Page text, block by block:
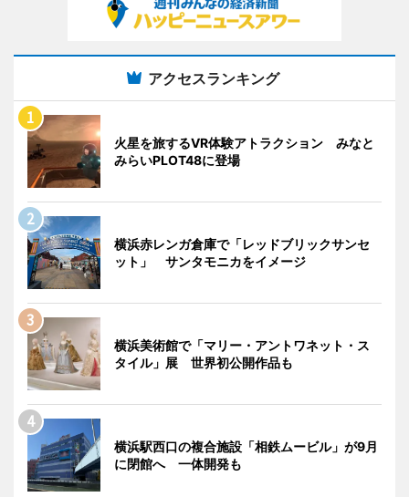
アクセスランキング
火星を旅するVR体験アトラクション みなと
みらいPLOT48に登場
横浜赤レンガ倉庫で「レッドブリックサンセ
ット」 サンタモニカをイメージ
横浜美術館で「マリー・アントワネット・ス
タイル」展 世界初公開作品も
横浜駅西口の複合施設「相鉄ムービル」が9月
に閉館へ 一体開発も